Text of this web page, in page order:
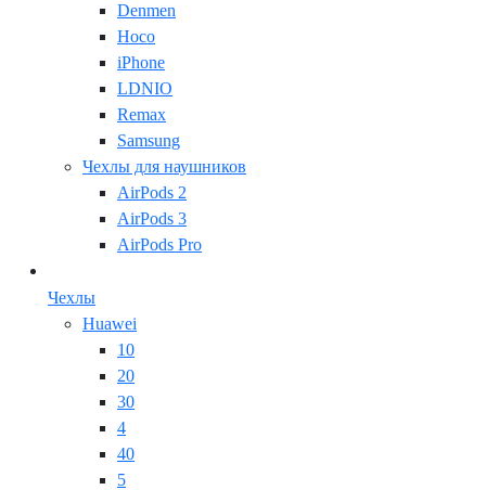
Denmen
Hoco
iPhone
LDNIO
Remax
Samsung
Чехлы для наушников
AirPods 2
AirPods 3
AirPods Pro
Чехлы
Huawei
10
20
30
4
40
5